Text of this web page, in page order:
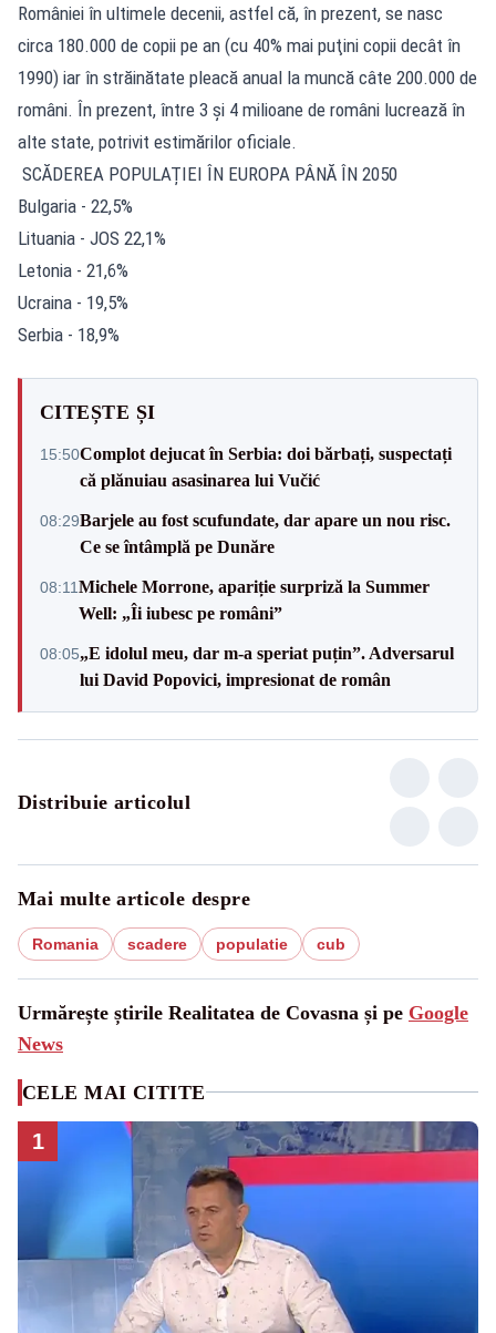
României în ultimele decenii, astfel că, în prezent, se nasc
circa 180.000 de copii pe an (cu 40% mai puţini copii decât în
1990) iar în străinătate pleacă anual la muncă câte 200.000 de
români. În prezent, între 3 şi 4 milioane de români lucrează în
alte state, potrivit estimărilor oficiale.
SCĂDEREA POPULAȚIEI ÎN EUROPA PÂNĂ ÎN 2050
Bulgaria - 22,5%
Lituania - JOS 22,1%
Letonia - 21,6%
Ucraina - 19,5%
Serbia - 18,9%
CITEȘTE ȘI
15:50Complot dejucat în Serbia: doi bărbați, suspectați
că plănuiau asasinarea lui Vučić
08:29Barjele au fost scufundate, dar apare un nou risc.
Ce se întâmplă pe Dunăre
08:11Michele Morrone, apariție surpriză la Summer
Well: „Îi iubesc pe români”
08:05„E idolul meu, dar m-a speriat puțin”. Adversarul
lui David Popovici, impresionat de român
Distribuie articolul
Mai multe articole despre
Romania scadere populatie cub
Urmărește știrile Realitatea de Covasna și pe Google
News
CELE MAI CITITE
1